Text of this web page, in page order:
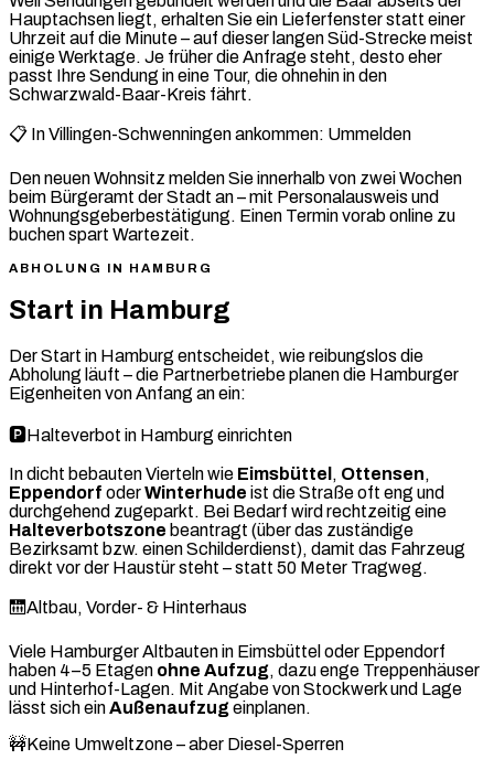
Hauptachsen liegt, erhalten Sie ein Lieferfenster statt einer
Uhrzeit auf die Minute – auf dieser langen Süd-Strecke meist
einige Werktage. Je früher die Anfrage steht, desto eher
passt Ihre Sendung in eine Tour, die ohnehin in den
Schwarzwald-Baar-Kreis fährt.
📋 In Villingen-Schwenningen ankommen: Ummelden
Den neuen Wohnsitz melden Sie innerhalb von zwei Wochen
beim Bürgeramt der Stadt an – mit Personalausweis und
Wohnungsgeberbestätigung. Einen Termin vorab online zu
buchen spart Wartezeit.
ABHOLUNG IN HAMBURG
Start in Hamburg
Der Start in Hamburg entscheidet, wie reibungslos die
Abholung läuft – die Partnerbetriebe planen die Hamburger
Eigenheiten von Anfang an ein:
🅿️Halteverbot in Hamburg einrichten
In dicht bebauten Vierteln wie Eimsbüttel , Ottensen,
Eppendorf oderWinterhude ist die Straße oft eng und
durchgehend zugeparkt. Bei Bedarf wird rechtzeitig eine
Halteverbotszone beantragt (über das zuständige
Bezirksamt bzw. einen Schilderdienst), damit das Fahrzeug
direkt vor der Haustür steht – statt 50 Meter Tragweg.
🛗Altbau, Vorder- & Hinterhaus
Viele Hamburger Altbauten in Eimsbüttel oder Eppendorf
haben 4–5 Etagen ohne Aufzug, dazu enge Treppenhäuser
und Hinterhof-Lagen. Mit Angabe von Stockwerk und Lage
lässt sich einAußenaufzugeinplanen.
🚧Keine Umweltzone – aber Diesel-Sperren